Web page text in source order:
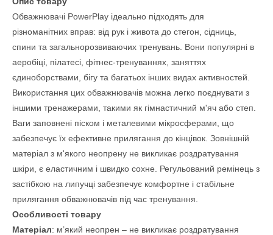
Обважнювачі PowerPlay ідеально підходять для
різноманітних вправ: від рук і живота до стегон, сідниць,
спини та загальнорозвиваючих тренувань. Вони популярні в
аеробіці, пілатесі, фітнес-тренуваннях, заняттях
єдиноборствами, бігу та багатьох інших видах активностей.
Використання цих обважнювачів можна легко поєднувати з
іншими тренажерами, такими як гімнастичний м'яч або степ.
Ваги заповнені піском і металевими мікросферами, що
забезпечує їх ефективне прилягання до кінцівок. Зовнішній
матеріал з м'якого неопрену не викликає роздратування
шкіри, є еластичним і швидко сохне. Регульований ремінець з
застібкою на липучці забезпечує комфортне і стабільне
прилягання обважнювачів під час тренування.
Особливості товару
Матеріал: м’який неопрен – не викликає роздратування